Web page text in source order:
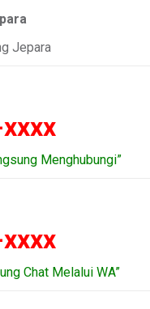
Jepara
Menghubungi”
Chat Melalui WA”